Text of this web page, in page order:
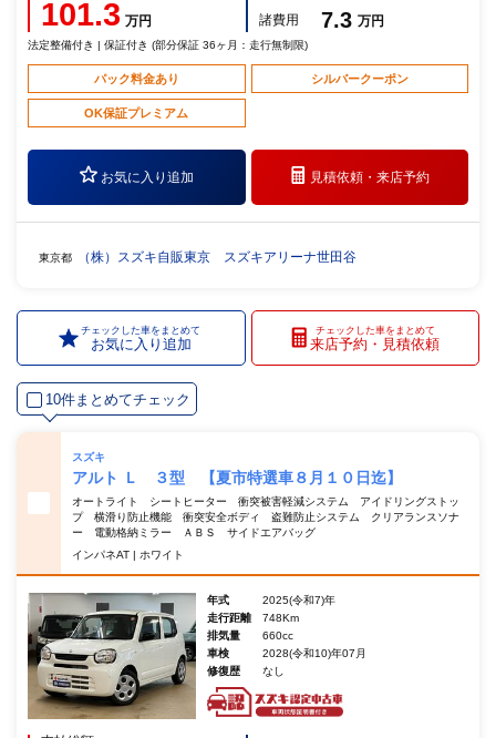
101.3 万円
諸費用
7.3 万円
法定整備付き | 保証付き (部分保証 36ヶ月：走行無制限)
パック料金あり シルバークーポン
OK保証プレミアム
お気に入り追加 見積依頼・来店予約
東京都 （株）スズキ自販東京 スズキアリーナ世田谷
チェックした車をまとめて
お気に入り追加
チェックした車をまとめて
来店予約・見積依頼
10件まとめてチェック
スズキ
アルト Ｌ ３型 【夏市特選車８月１０日迄】
オートライト シートヒーター 衝突被害軽減システム アイドリングストッ
プ 横滑り防止機能 衝突安全ボディ 盗難防止システム クリアランスソナ
ー 電動格納ミラー ＡＢＳ サイドエアバッグ
インパネAT | ホワイト
年式
2025(令和7)年
走行距離
748Km
排気量
660cc
車検
2028(令和10)年07月
修復歴
なし